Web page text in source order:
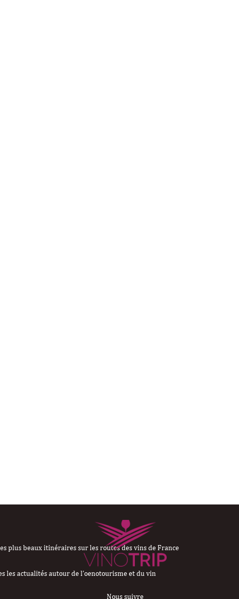
plus beaux itinéraires sur les routes des vins de France
les actualités autour de l’oenotourisme et du vin
Nous suivre